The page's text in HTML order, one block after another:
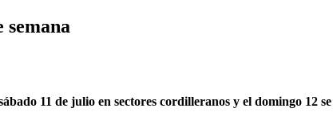
11 de julio en sectores cordilleranos y el domingo 12